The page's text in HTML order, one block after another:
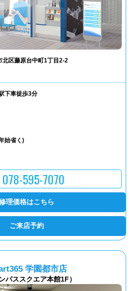
区藤原台中町1丁目2-2
下車徒歩3分
始省く)
078-595-7070
理価格はこちら
ご来店予約
学園都市店
パススクエア本館1F）